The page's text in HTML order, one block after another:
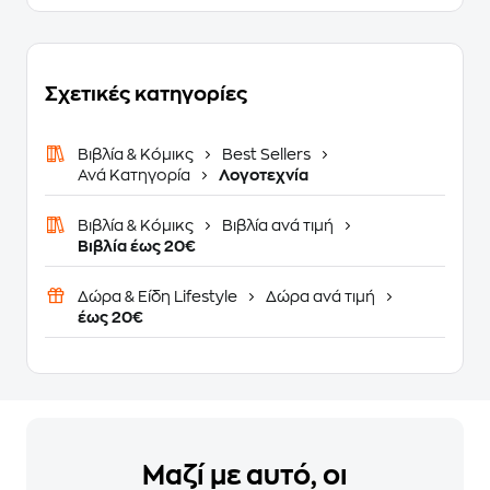
Σχετικές κατηγορίες
Βιβλία & Κόμικς
Best Sellers
Ανά Κατηγορία
Λογοτεχνία
Βιβλία & Κόμικς
Βιβλία ανά τιμή
Βιβλία έως 20€
Δώρα & Είδη Lifestyle
Δώρα ανά τιμή
έως 20€
Μαζί με αυτό, οι